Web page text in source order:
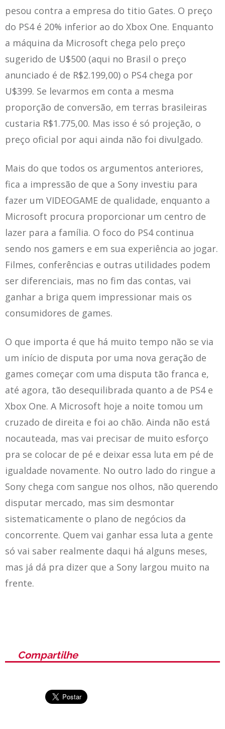
pesou contra a empresa do titio Gates. O preço
do PS4 é 20% inferior ao do Xbox One. Enquanto
a máquina da Microsoft chega pelo preço
sugerido de U$500 (aqui no Brasil o preço
anunciado é de R$2.199,00) o PS4 chega por
U$399. Se levarmos em conta a mesma
proporção de conversão, em terras brasileiras
custaria R$1.775,00. Mas isso é só projeção, o
preço oficial por aqui ainda não foi divulgado.
Mais do que todos os argumentos anteriores,
fica a impressão de que a Sony investiu para
fazer um VIDEOGAME de qualidade, enquanto a
Microsoft procura proporcionar um centro de
lazer para a família. O foco do PS4 continua
sendo nos gamers e em sua experiência ao jogar.
Filmes, conferências e outras utilidades podem
ser diferenciais, mas no fim das contas, vai
ganhar a briga quem impressionar mais os
consumidores de games.
O que importa é que há muito tempo não se via
um início de disputa por uma nova geração de
games começar com uma disputa tão franca e,
até agora, tão desequilibrada quanto a de PS4 e
Xbox One. A Microsoft hoje a noite tomou um
cruzado de direita e foi ao chão. Ainda não está
nocauteada, mas vai precisar de muito esforço
pra se colocar de pé e deixar essa luta em pé de
igualdade novamente. No outro lado do ringue a
Sony chega com sangue nos olhos, não querendo
disputar mercado, mas sim desmontar
sistematicamente o plano de negócios da
concorrente. Quem vai ganhar essa luta a gente
só vai saber realmente daqui há alguns meses,
mas já dá pra dizer que a Sony largou muito na
frente.
Compartilhe